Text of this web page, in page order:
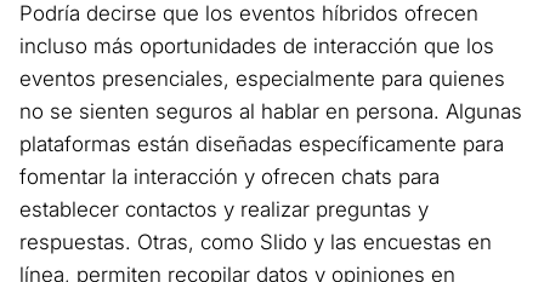
Podría decirse que los eventos híbridos ofrecen
incluso más oportunidades de interacción que los
eventos presenciales, especialmente para quienes
no se sienten seguros al hablar en persona. Algunas
plataformas están diseñadas específicamente para
fomentar la interacción y ofrecen chats para
establecer contactos y realizar preguntas y
respuestas. Otras, como Slido y las encuestas en
línea, permiten recopilar datos y opiniones en